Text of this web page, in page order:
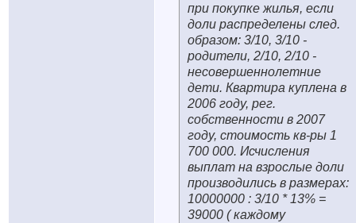
при покупке жилья, если
доли распределены след.
образом: 3/10, 3/10 -
родители, 2/10, 2/10 -
несовершеннолетние
дети. Квартира куплена в
2006 году, рег.
собственности в 2007
году, стоимость кв-ры 1
700 000. Исчисления
выплат на взрослые доли
производились в размерах:
10000000 : 3/10 * 13% =
39000 ( каждому